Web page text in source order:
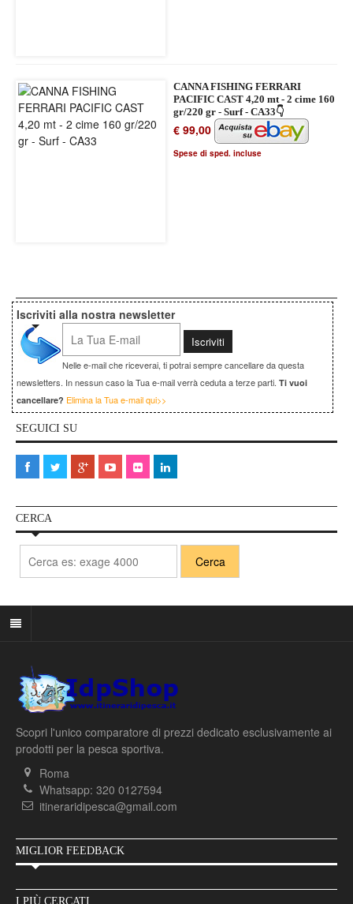
CANNA FISHING FERRARI
PACIFIC CAST 4,20 mt - 2 cime 160
gr/220 gr - Surf - CA33👇
€ 99,00
Spese di sped. incluse
Iscriviti alla nostra newsletter
Nelle e-mail che riceverai, ti potrai sempre cancellare da questa
newsletters. In nessun caso la Tua e-mail verrà ceduta a terze parti. Ti vuoi
cancellare? Elimina la Tua e-mail qui>>
SEGUICI SU
CERCA
Scopri l'unico comparatore di prezzi dedicato esclusivamente ai
prodotti per la pesca sportiva.
Roma
Whatsapp: 320 0127594
itineraridipesca@gmail.com
MIGLIOR FEEDBACK
I PIÙ CERCATI